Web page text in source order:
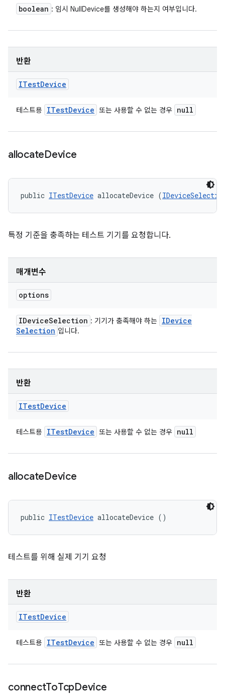
boolean : 임시 NullDevice를 생성해야 하는지 여부입니다.
반환
ITestDevice
테스트용 ITestDevice 또는 사용할 수 없는 경우 null
allocateDevice
public ITestDevice allocateDevice (
특정 기준을 충족하는 테스트 기기를 요청합니다.
매개변수
options
IDeviceSelection : 기기가 충족해야 하는 IDevice
Selection 입니다.
반환
ITestDevice
테스트용 ITestDevice 또는 사용할 수 없는 경우 null
allocateDevice
public ITestDevice allocateDevice ()
테스트를 위해 실제 기기 요청
반환
ITestDevice
테스트용 ITestDevice 또는 사용할 수 없는 경우 null
connectToTcpDevice